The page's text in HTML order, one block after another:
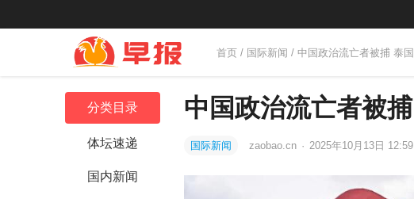
首页 / 国际新闻 / 中国政治流亡者被捕 泰
分类目录
体坛速递
国内新闻
中国政治流亡者被
国际新闻 zaobao.cn · 2025年10月13日 12:59